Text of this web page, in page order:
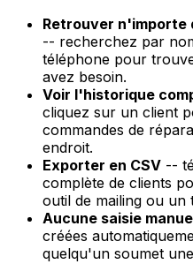
Retrouver n'importe
-- recherchez par
téléphone pour
avez besoin.
Voir l'historique
cliquez sur un client
commandes de
endroit.
Exporter en CSV --
complète de clients
outil de mailing ou un
Aucune saisie
créées
quelqu'un soumet